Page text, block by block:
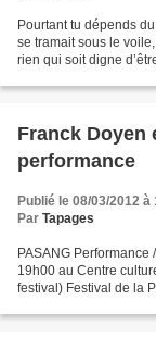
Pourtant tu dépends
se tramait sous le
rien qui soit digne
Franck Doyen
performance
Publié le 08/03/2012 à
Par Tapages
PASANG
19h00 au Centre
festival) Festival de la